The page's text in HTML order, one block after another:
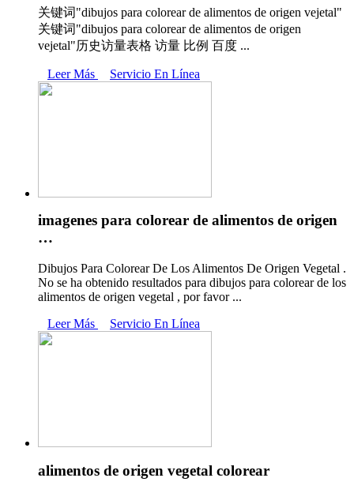
关键词"dibujos para colorear de alimentos de origen vejetal"
关键词"dibujos para colorear de alimentos de origen
vejetal"历史访量表格 访量 比例 百度 ...
Leer Más Servicio En Línea
imagenes para colorear de alimentos de origen
…
Dibujos Para Colorear De Los Alimentos De Origen Vegetal .
No se ha obtenido resultados para dibujos para colorear de los
alimentos de origen vegetal , por favor ...
Leer Más
Servicio En Línea
alimentos de origen vegetal colorear